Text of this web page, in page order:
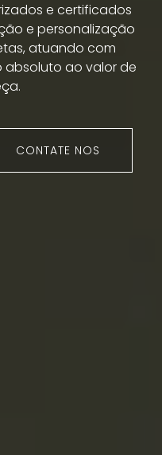
e certificados
e personalização
atuando com
absoluto ao valor de
CONTATE NOS